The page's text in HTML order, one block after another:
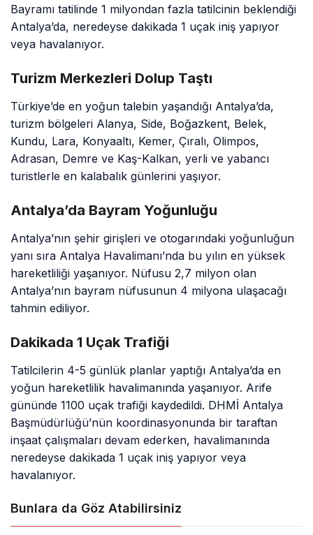
Bayramı tatilinde 1 milyondan fazla tatilcinin beklendiği
Antalya’da, neredeyse dakikada 1 uçak iniş yapıyor
veya havalanıyor.
Turizm Merkezleri Dolup Taştı
Türkiye’de en yoğun talebin yaşandığı Antalya’da,
turizm bölgeleri Alanya, Side, Boğazkent, Belek,
Kundu, Lara, Konyaaltı, Kemer, Çıralı, Olimpos,
Adrasan, Demre ve Kaş-Kalkan, yerli ve yabancı
turistlerle en kalabalık günlerini yaşıyor.
Antalya’da Bayram Yoğunluğu
Antalya’nın şehir girişleri ve otogarındaki yoğunluğun
yanı sıra Antalya Havalimanı’nda bu yılın en yüksek
hareketliliği yaşanıyor. Nüfusu 2,7 milyon olan
Antalya’nın bayram nüfusunun 4 milyona ulaşacağı
tahmin ediliyor.
Dakikada 1 Uçak Trafiği
Tatilcilerin 4-5 günlük planlar yaptığı Antalya’da en
yoğun hareketlilik havalimanında yaşanıyor. Arife
gününde 1100 uçak trafiği kaydedildi. DHMİ Antalya
Başmüdürlüğü’nün koordinasyonunda bir taraftan
inşaat çalışmaları devam ederken, havalimanında
neredeyse dakikada 1 uçak iniş yapıyor veya
havalanıyor.
Bunlara da Göz Atabilirsiniz